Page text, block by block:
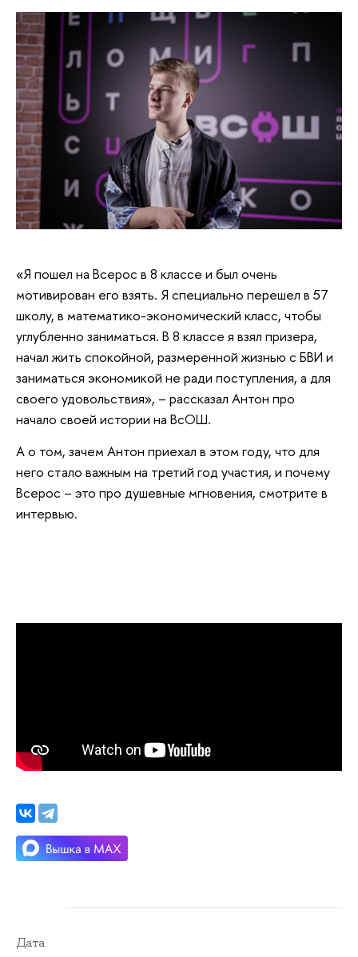
«Я пошел на Всерос в 8 классе и был очень
мотивирован его взять. Я специально перешел в 57
школу, в математико-экономический класс, чтобы
углубленно заниматься. В 8 классе я взял призера,
начал жить спокойной, размеренной жизнью с БВИ и
заниматься экономикой не ради поступления, а для
своего удовольствия», – рассказал Антон про
начало своей истории на ВсОШ.
А о том, зачем Антон приехал в этом году, что для
него стало важным на третий год участия, и почему
Всерос – это про душевные мгновения, смотрите в
интервью.
Дата